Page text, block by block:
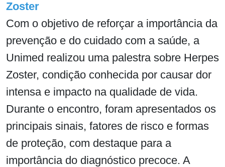
Zoster
Com o objetivo de reforçar a importância da
prevenção e do cuidado com a saúde, a
Unimed realizou uma palestra sobre Herpes
Zoster, condição conhecida por causar dor
intensa e impacto na qualidade de vida.
Durante o encontro, foram apresentados os
principais sinais, fatores de risco e formas
de proteção, com destaque para a
importância do diagnóstico precoce. A